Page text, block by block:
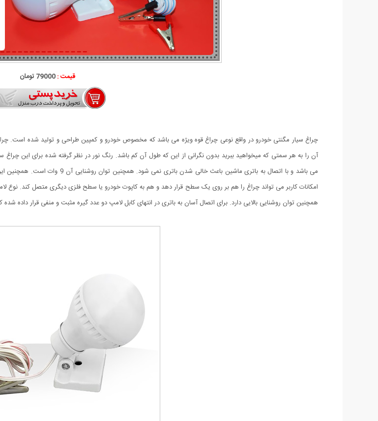
قیمت :79000 تومان
می باشد و با اتصال به باتری ماشین
همچنین توان روشنایی بالایی دارد. برای اتصال آسان به باتری در انتهای کابل لامپ دو عدد گیره مثبت و منفی قرار داده شده